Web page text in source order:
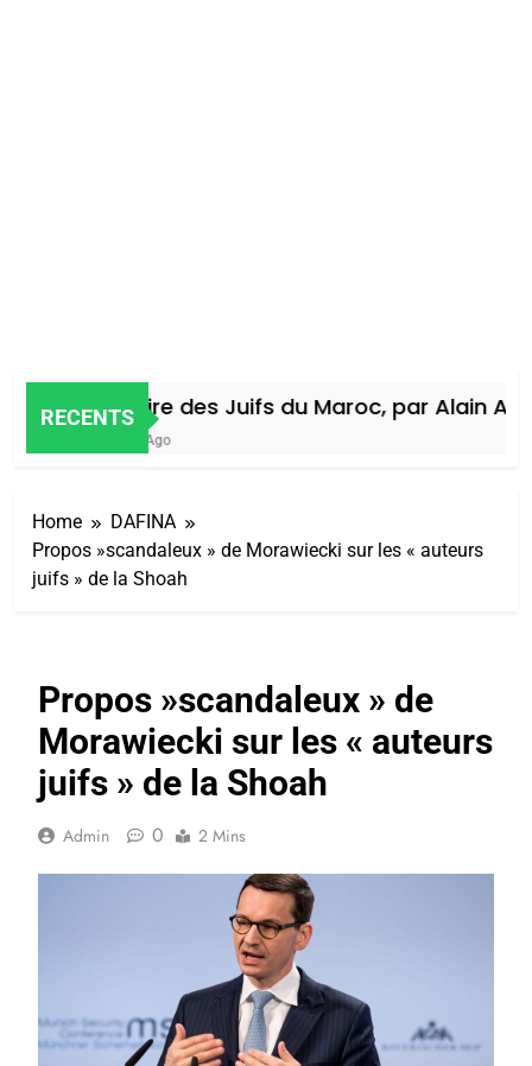
RECENTS
Histoire des Juifs du Maroc, par Alain
5 Jours Ago
Home
DAFINA
Propos »scandaleux » de Morawiecki sur les « auteurs
juifs » de la Shoah
Propos »scandaleux » de
Morawiecki sur les « auteurs
juifs » de la Shoah
Admin 0 2 Mins